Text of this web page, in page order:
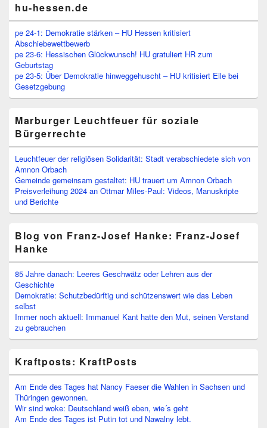
hu-hessen.de
pe 24-1: Demokratie stärken – HU Hessen kritisiert
Abschiebewettbewerb
pe 23-6: Hessischen Glückwunsch! HU gratuliert HR zum
Geburtstag
pe 23-5: Über Demokratie hinweggehuscht – HU kritisiert Eile bei
Gesetzgebung
Marburger Leuchtfeuer für soziale
Bürgerrechte
Leuchtfeuer der religiösen Solidarität: Stadt verabschiedete sich von
Amnon Orbach
Gemeinde gemeinsam gestaltet: HU trauert um Amnon Orbach
Preisverleihung 2024 an Ottmar Miles-Paul: Videos, Manuskripte
und Berichte
Blog von Franz-Josef Hanke: Franz-Josef
Hanke
85 Jahre danach: Leeres Geschwätz oder Lehren aus der
Geschichte
Demokratie: Schutzbedürftig und schützenswert wie das Leben
selbst
Immer noch aktuell: Immanuel Kant hatte den Mut, seinen Verstand
zu gebrauchen
Kraftposts: KraftPosts
Am Ende des Tages hat Nancy Faeser die Wahlen in Sachsen und
Thüringen gewonnen.
Wir sind woke: Deutschland weiß eben, wie´s geht
Am Ende des Tages ist Putin tot und Nawalny lebt.